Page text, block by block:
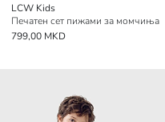
LCW Kids
Печатен сет пижами за момчиња
799,00 MKD